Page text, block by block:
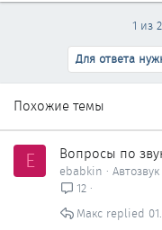
1 из 2
Для ответа
Похожие темы
E Вопросы по
ebabkin
12
Макс